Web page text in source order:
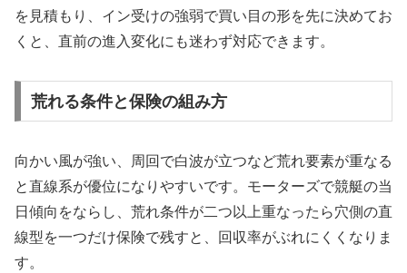
を見積もり、イン受けの強弱で買い目の形を先に決めてお
くと、直前の進入変化にも迷わず対応できます。
荒れる条件と保険の組み方
向かい風が強い、周回で白波が立つなど荒れ要素が重なる
と直線系が優位になりやすいです。モーターズで競艇の当
日傾向をならし、荒れ条件が二つ以上重なったら穴側の直
線型を一つだけ保険で残すと、回収率がぶれにくくなりま
す。